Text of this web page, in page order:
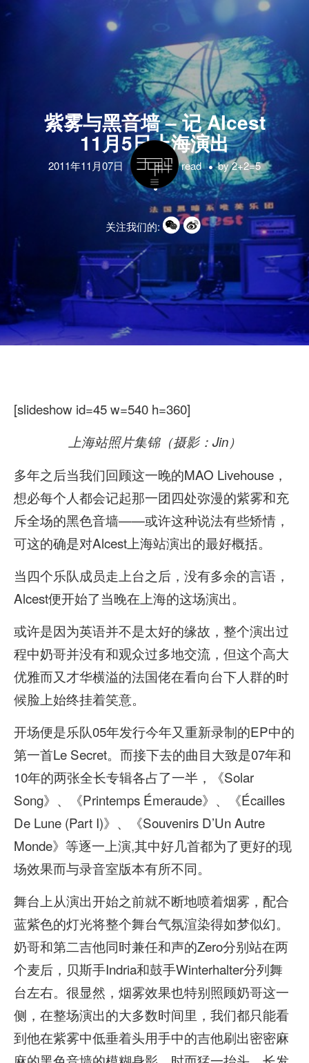
紫雾与黑音墙 – 记 Alcest
11月5日上海演出
2011年11月07日 1 minute read by2+2=5
关注我们的:
[slideshow id=45 w=540 h=360]
上海站照片集锦（摄影：Jin）
多年之后当我们回顾这一晚的MAO Livehouse，
想必每个人都会记起那一团四处弥漫的紫雾和充
斥全场的黑色音墙——或许这种说法有些矫情，
可这的确是对Alcest上海站演出的最好概括。
当四个乐队成员走上台之后，没有多余的言语，
Alcest便开始了当晚在上海的这场演出。
或许是因为英语并不是太好的缘故，整个演出过
程中奶哥并没有和观众过多地交流，但这个高大
优雅而又才华横溢的法国佬在看向台下人群的时
候脸上始终挂着笑意。
开场便是乐队05年发行今年又重新录制的EP中的
第一首Le Secret。而接下去的曲目大致是07年和
10年的两张全长专辑各占了一半，《Solar
Song》、《Printemps Émeraude》、《Écailles
De Lune (Part I)》、《Souvenirs D’Un Autre
Monde》等逐一上演,其中好几首都为了更好的现
场效果而与录音室版本有所不同。
舞台上从演出开始之前就不断地喷着烟雾，配合
蓝紫色的灯光将整个舞台气氛渲染得如梦似幻。
奶哥和第二吉他同时兼任和声的Zero分别站在两
个麦后，贝斯手Indria和鼓手Winterhalter分列舞
台左右。很显然，烟雾效果也特别照顾奶哥这一
侧，在整场演出的大多数时间里，我们都只能看
到他在紫雾中低垂着头用手中的吉他刷出密密麻